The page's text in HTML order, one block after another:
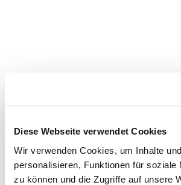
Diese Webseite verwendet Cookies
Wir verwenden Cookies, um Inhalte
personalisieren, Funktionen für soziale
zu können und die Zugriffe auf unsere
Dies könnte Sie